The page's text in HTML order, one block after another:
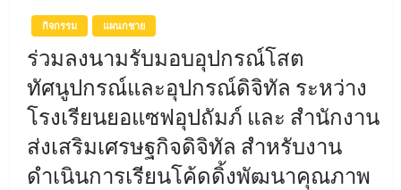
กิจกรรม แผนกชาย
ร่วมลงนามรับมอบอุปกรณ์โสต
ทัศนูปกรณ์และอุปกรณ์ดิจิทัล ระหว่าง
โรงเรียนยอแซฟอุปถัมภ์ และ สำนักงาน
ส่งเสริมเศรษฐกิจดิจิทัล สำหรับงาน
ดำเนินการเรียนโค้ดดิ้งพัฒนาคุณภาพ